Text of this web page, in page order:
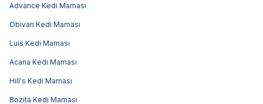
Advance Kedi Maması
Obivan Kedi Maması
Luis Kedi Maması
Acana Kedi Maması
Hill's Kedi Maması
Bozita Kedi Maması